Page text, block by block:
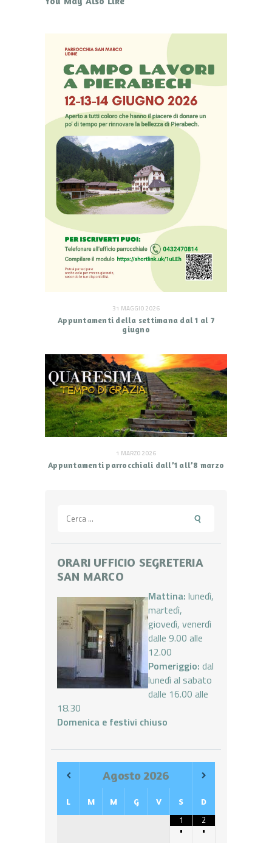
31 MAGGIO 2026
Appuntamenti della settimana dal 1 al 7
giugno
1 MARZO 2026
Appuntamenti parrocchiali dall’1 all’8 marzo
per:
ORARI UFFICIO SEGRETERIA
SAN MARCO
Mattina: lunedì,
martedì,
giovedì, venerdì
dalle 9.00 alle
12.00
Pomeriggio: dal
lunedì al sabato
dalle 16.00 alle
18.30
Domenica e festivi chiuso
Agosto 2026
L M M G V S D
1
•
2
•